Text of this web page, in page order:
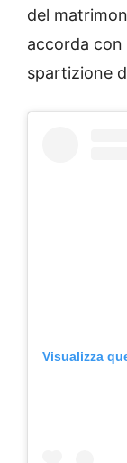
del
accorda con
spartizione
Visualizza